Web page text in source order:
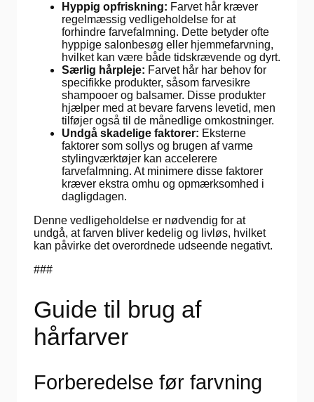
Hyppig opfriskning: Farvet hår kræver
regelmæssig vedligeholdelse for at
forhindre farvefalmning. Dette betyder ofte
hyppige salonbesøg eller hjemmefarvning,
hvilket kan være både tidskrævende og dyrt.
Særlig hårpleje: Farvet hår har behov for
specifikke produkter, såsom farvesikre
shampooer og balsamer. Disse produkter
hjælper med at bevare farvens levetid, men
tilføjer også til de månedlige omkostninger.
Undgå skadelige faktorer: Eksterne
faktorer som sollys og brugen af varme
stylingværktøjer kan accelerere
farvefalmning. At minimere disse faktorer
kræver ekstra omhu og opmærksomhed i
dagligdagen.
Denne vedligeholdelse er nødvendig for at
undgå, at farven bliver kedelig og livløs, hvilket
kan påvirke det overordnede udseende negativt.
###
Guide til brug af
hårfarver
Forberedelse før farvning